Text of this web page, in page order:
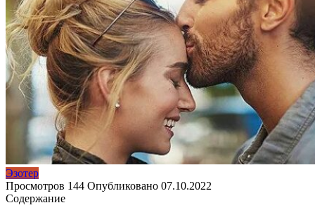
Эзотер
Просмотров 144 Опубликовано 07.10.2022
Содержание